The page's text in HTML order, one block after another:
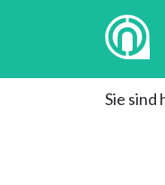
Sie sind